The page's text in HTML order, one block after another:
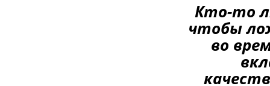
Кто-то
чтобы
во